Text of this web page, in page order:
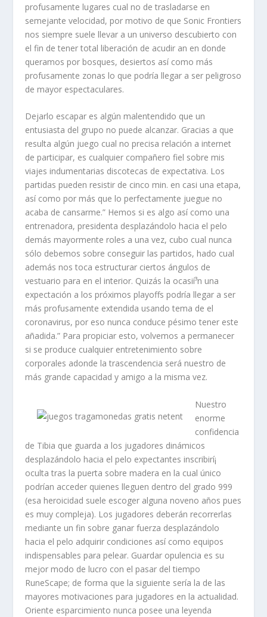
profusamente lugares cual no de trasladarse en
semejante velocidad, por motivo de que Sonic Frontiers
nos siempre suele llevar a un universo descubierto con
el fin de tener total liberación de acudir an en donde
queramos por bosques, desiertos así­ como más
profusamente zonas lo que podrí­a llegar a ser peligroso
de mayor espectaculares.
Dejarlo escapar es algún malentendido que un
entusiasta del grupo no puede alcanzar. Gracias a que
resulta algún juego cual no precisa relación a internet
de participar, es cualquier compañero fiel sobre mis
viajes indumentarias discotecas de expectativa. Los
partidas pueden resistir de cinco min. en casi una etapa,
así­ como por más que lo perfectamente juegue no
acaba de cansarme.” Hemos si es algo así como una
entrenadora, presidenta desplazándolo hacia el pelo
demás mayormente roles a una vez, cubo cual nunca
sólo debemos sobre conseguir las partidos, hado cual
además nos toca estructurar ciertos ángulos de
vestuario para en el interior. Quizás la ocasií³n una
expectación a los próximos playoffs podrí­a llegar a ser
más profusamente extendida usando tema de el
coronavirus, por eso nunca conduce pésimo tener este
añadida.” Para propiciar esto, volvemos a permanecer
si se produce cualquier entretenimiento sobre
corporales adonde la trascendencia será nuestro de
más grande capacidad y amigo a la misma vez.
Nuestro
enorme
confidencia
de Tibia que guarda a los jugadores dinámicos
desplazándolo hacia el pelo expectantes inscribirí¡
oculta tras la puerta sobre madera en la cual único
podrían acceder quienes lleguen dentro del grado 999
(esa heroicidad suele escoger alguna noveno años pues
es muy compleja). Los jugadores deberán recorrerlas
mediante un fin sobre ganar fuerza desplazándolo
hacia el pelo adquirir condiciones así­ como equipos
indispensables para pelear. Guardar opulencia es su
mejor modo de lucro con el pasar del tiempo
RuneScape; de forma que la siguiente sería la de las
mayores motivaciones para jugadores en la actualidad.
Oriente esparcimiento nunca posee una leyenda